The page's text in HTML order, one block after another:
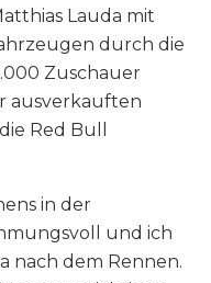
Lauda mit
durch die
Zuschauer
ausverkauften
Red Bull
in der
und ich
nach dem Rennen.